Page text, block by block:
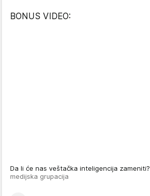
BONUS VIDEO:
Da li će nas veštačka inteligencija zameniti?
medijska grupacija